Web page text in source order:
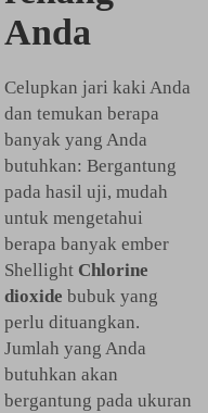
Anda
Celupkan jari kaki Anda
dan temukan berapa
banyak yang Anda
butuhkan: Bergantung
pada hasil uji, mudah
untuk mengetahui
berapa banyak ember
Shellight Chlorine
dioxide bubuk yang
perlu dituangkan.
Jumlah yang Anda
butuhkan akan
bergantung pada ukuran